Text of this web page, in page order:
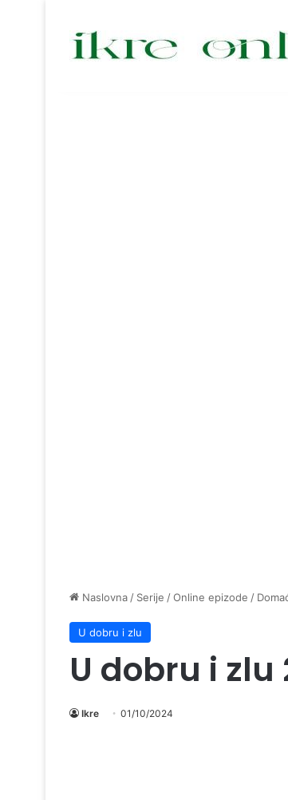
Naslovna / Serije /Online epizode /
U dobru i zlu
U dobru i zlu
Ikre 01/10/2024